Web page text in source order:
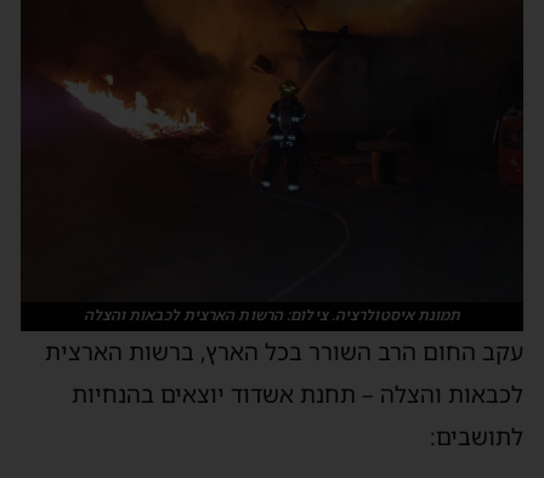
תמונת איסטולרציה. צילום: הרשות הארצית לכבאות והצלה
עקב החום הרב השורר בכל הארץ, ברשות הארצית
לכבאות והצלה – תחנת אשדוד יוצאים בהנחיות
לתושבים: